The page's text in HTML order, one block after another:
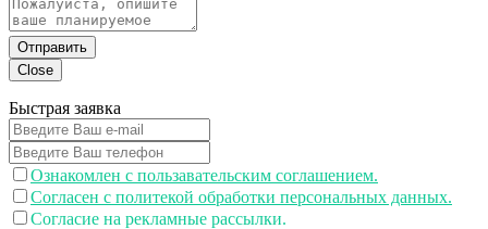
Отправить
Close
Быстрая заявка
Ознакомлен с пользавательским соглашением.
Согласен с политекой обработки персональных данных.
Согласие на рекламные рассылки.